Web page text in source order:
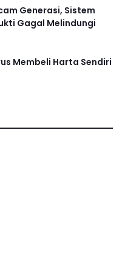
Generasi, Sistem
Gagal Melindungi
Membeli Harta Sendiri